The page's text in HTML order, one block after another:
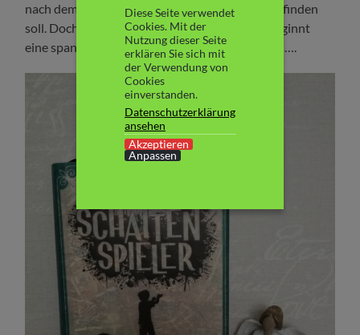
nach dem Schatz, der sich irgendwo in Berlin befinden
soll. Doch die SS will den Schatz auch und so beginnt
eine spannende Jagd durch das zerstörte Berlin….
Diese Seite verwendet
Cookies. Mit der
Nutzung dieser Seite
erklären Sie sich mit
der Verwendung von
Cookies
einverstanden.
Datenschutzerklärung
ansehen
Akzeptieren
Anpassen